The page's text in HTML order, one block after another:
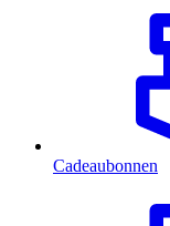
Cadeaubonnen